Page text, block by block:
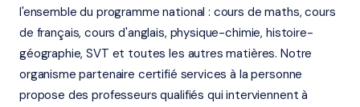
l'ensemble du programme national : cours de maths, cours
de français, cours d'anglais, physique-chimie, histoire-
géographie, SVT et toutes les autres matières. Notre
organisme partenaire certifié services à la personne
propose des professeurs qualifiés qui interviennent à